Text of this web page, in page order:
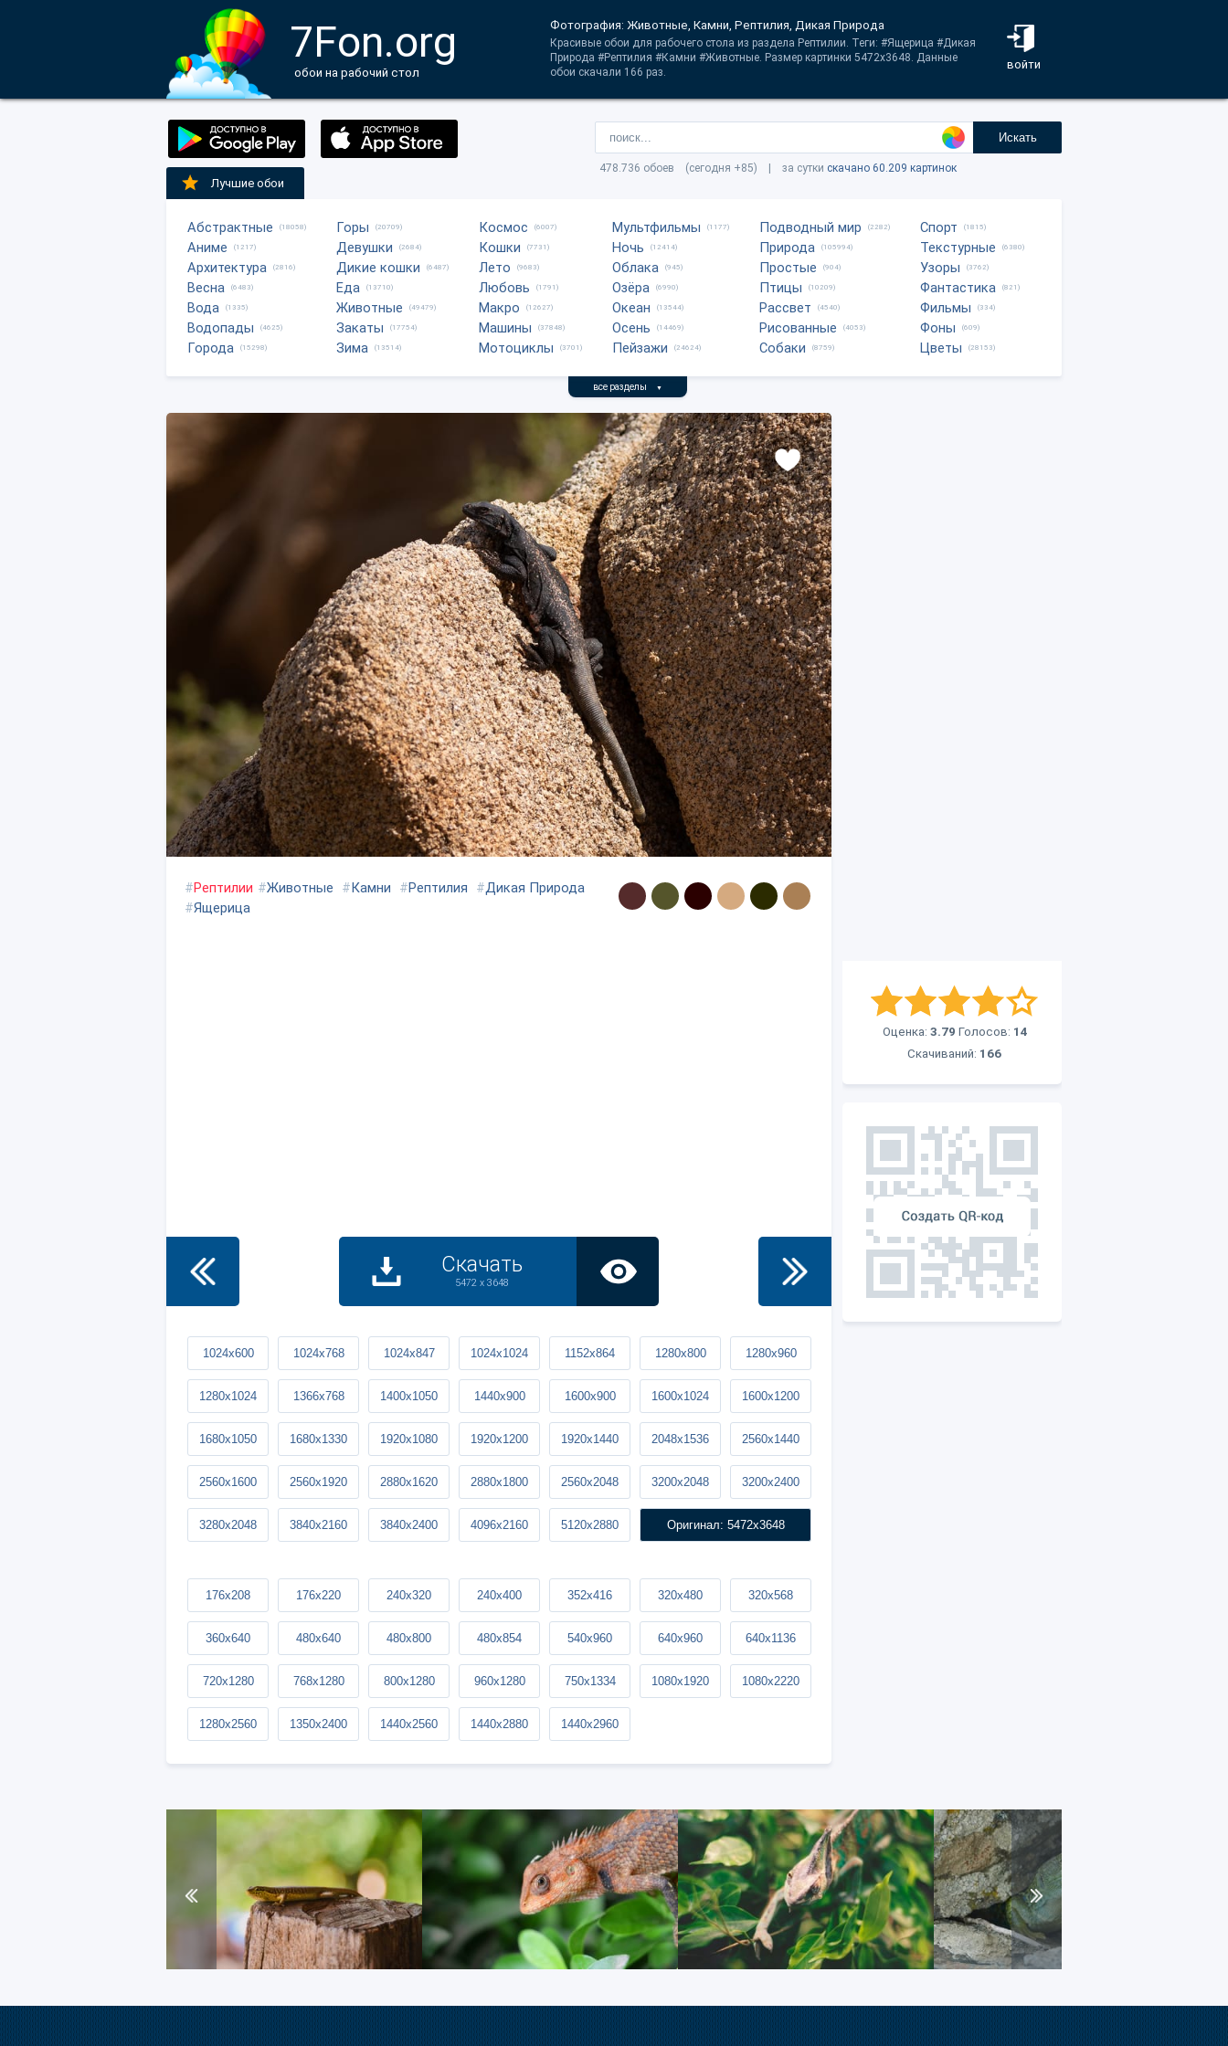
7Fon.org
обои на рабочий стол
войти
Фотография: Животные, Камни, Рептилия, Дикая Природа
Красивые обои для рабочего стола из раздела Рептилии. Теги: #Ящерица #Дикая
Природа #Рептилия #Камни #Животные. Размер картинки 5472x3648. Данные
обои скачали 166 раз.
Искать
478.736 обоев (сегодня +85) | за сутки скачано 60.209 картинок
Лучшие обои
Абстрактные (18058)
Аниме (1217)
Архитектура (2816)
Весна (6483)
Вода (1335)
Водопады (4625)
Города (15298)
Горы (20709)
Девушки (2684)
Дикие кошки (6487)
Еда (13710)
Животные (49479)
Закаты (17754)
Зима (13514)
Космос (6007)
Кошки (7731)
Лето (9683)
Любовь (1791)
Макро (12627)
Машины (37848)
Мотоциклы (3701)
Мультфильмы (1177)
Ночь (12414)
Облака (945)
Озёра (6990)
Океан (13544)
Осень (14469)
Пейзажи (24624)
Подводный мир (2282)
Природа (105994)
Простые (904)
Птицы (10209)
Рассвет (4540)
Рисованные (4053)
Собаки (8759)
Спорт (1815)
Текстурные (6380)
Узоры (3762)
Фантастика (821)
Фильмы (334)
Фоны (609)
Цветы (28153)
все разделы ▼
Оценка: 3.79 Голосов: 14
Скачиваний: 166
#Рептилии #Животные #Камни #Рептилия #Дикая Природа
#Ящерица
Скачать
5472 x 3648
1024x600 1024x768 1024x847 1024x1024 1152x864 1280x800 1280x960
1280x1024 1366x768 1400x1050 1440x900 1600x900 1600x1024 1600x1200
1680x1050 1680x1330 1920x1080 1920x1200 1920x1440 2048x1536 2560x1440
2560x1600 2560x1920 2880x1620 2880x1800 2560x2048 3200x2048 3200x2400
3280x2048 3840x2160 3840x2400 4096x2160 5120x2880 Оригинал: 5472x3648
176x208 176x220 240x320 240x400 352x416 320x480 320x568
360x640 480x640 480x800 480x854 540x960 640x960 640x1136
720x1280 768x1280 800x1280 960x1280 750x1334 1080x1920 1080x2220
1280x2560 1350x2400 1440x2560 1440x2880 1440x2960